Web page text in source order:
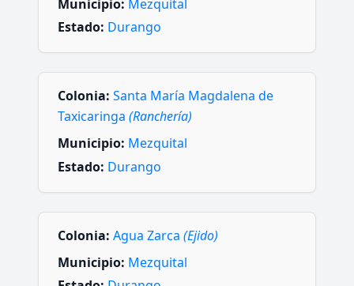
Municipio: Mezquital
Estado: Durango
Colonia: Santa María Magdalena de
Taxicaringa (Ranchería)
Municipio: Mezquital
Estado: Durango
Colonia: Agua Zarca (Ejido)
Municipio: Mezquital